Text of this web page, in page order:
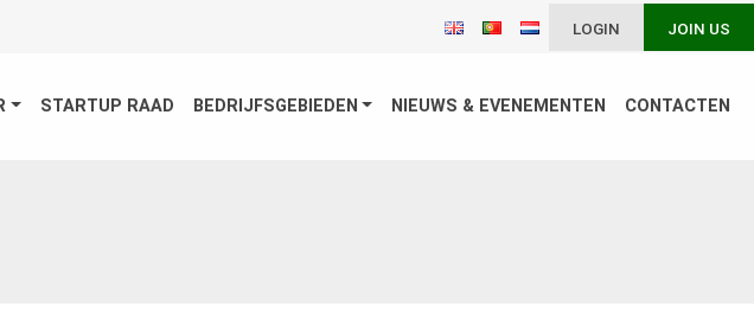
LOGIN JOIN US
STARTUP RAAD BEDRIJFSGEBIEDEN NIEUWS & EVENEMENTEN CONTACTEN